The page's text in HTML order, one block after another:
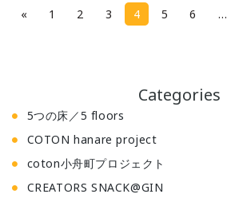
P
s
:
« 1 2 3 4 5 6 …
Categories
5つの床／5 floors
COTON hanare project
coton小舟町プロジェクト
CREATORS SNACK@GIN